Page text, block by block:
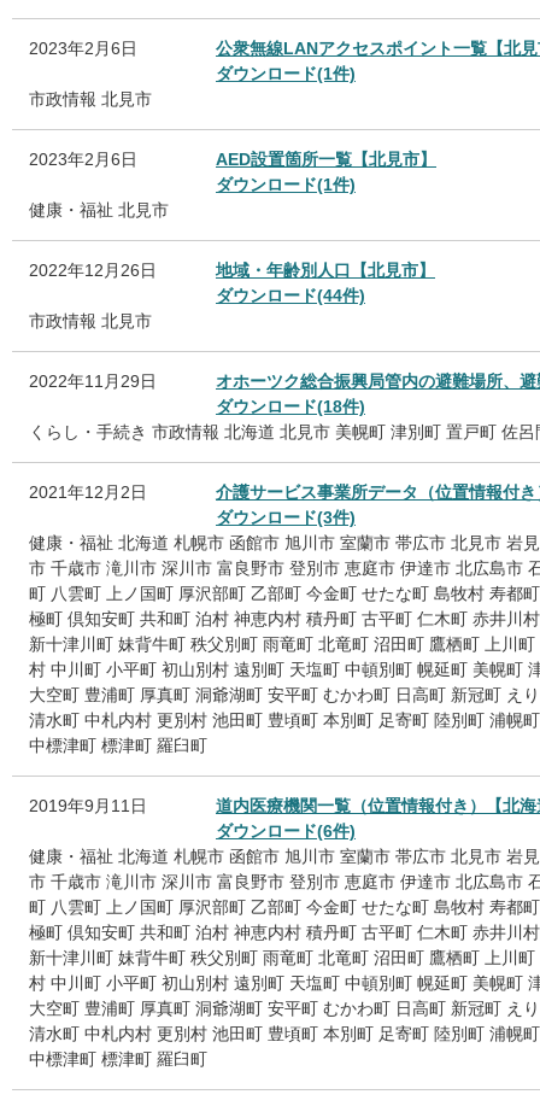
2023年2月6日
公衆無線LANアクセスポイント一覧【北
ダウンロード(1件)
市政情報 北見市
2023年2月6日
AED設置箇所一覧【北見市】
ダウンロード(1件)
健康・福祉 北見市
2022年12月26日
地域・年齢別人口【北見市】
ダウンロード(44件)
市政情報 北見市
2022年11月29日
オホーツク総合振興局管内の避難場所、
ダウンロード(18件)
くらし・手続き 市政情報 北海道 北見市 美幌町 津別町 置戸町 佐呂
2021年12月2日
介護サービス事業所データ（位置情報付
ダウンロード(3件)
健康・福祉 北海道 札幌市 函館市 旭川市 室蘭市 帯広市 北見市 岩
市 千歳市 滝川市 深川市 富良野市 登別市 恵庭市 伊達市 北広島市
町 八雲町 上ノ国町 厚沢部町 乙部町 今金町 せたな町 島牧村 寿都町
極町 倶知安町 共和町 泊村 神恵内村 積丹町 古平町 仁木町 赤井川村
新十津川町 妹背牛町 秩父別町 雨竜町 北竜町 沼田町 鷹栖町
上川町
村 中川町 小平町 初山別村 遠別町 天塩町 中頓別町 幌延町 美幌町
大空町 豊浦町 厚真町 洞爺湖町 安平町 むかわ町 日高町 新冠町 え
清水町 中札内村 更別村 池田町 豊頃町 本別町 足寄町 陸別町 浦幌町
中標津町 標津町 羅臼町
2019年9月11日
道内医療機関一覧（位置情報付き）【北海
ダウンロード(6件)
健康・福祉 北海道 札幌市 函館市 旭川市 室蘭市 帯広市 北見市 岩
市 千歳市 滝川市 深川市 富良野市 登別市 恵庭市 伊達市 北広島市
町 八雲町 上ノ国町 厚沢部町 乙部町 今金町 せたな町 島牧村 寿都町
極町 倶知安町 共和町 泊村 神恵内村 積丹町 古平町 仁木町 赤井川村
新十津川町 妹背牛町 秩父別町 雨竜町 北竜町 沼田町 鷹栖町
上川町
村 中川町 小平町 初山別村 遠別町 天塩町 中頓別町 幌延町 美幌町
大空町 豊浦町 厚真町 洞爺湖町 安平町 むかわ町 日高町 新冠町 え
清水町 中札内村 更別村 池田町 豊頃町 本別町 足寄町 陸別町 浦幌町
中標津町 標津町 羅臼町